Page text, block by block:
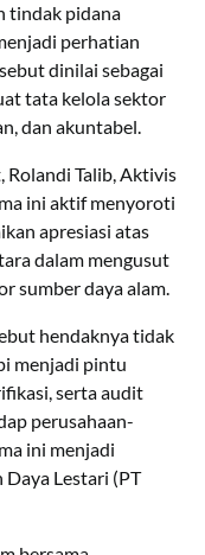
tindak pidana
perhatian
dinilai sebagai
tata kelola sektor
dan akuntabel.
Rolandi Talib, Aktivis
ini aktif menyoroti
apresiasi atas
dalam mengusut
sumber daya alam.
hendaknya tidak
menjadi pintu
serta audit
perusahaan-
ini menjadi
Lestari (PT